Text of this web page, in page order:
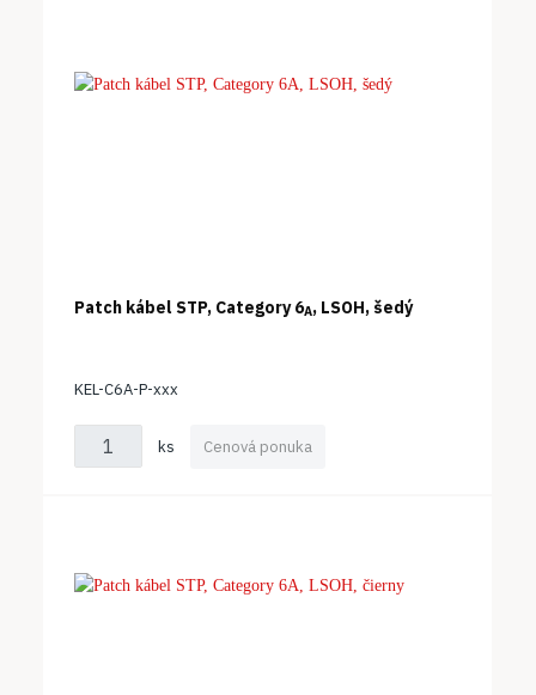
Patch kábel STP, Category 6A, LSOH, šedý
KEL-C6A-P-xxx
ks Cenová ponuka